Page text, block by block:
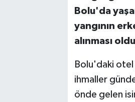
Bolu'da
yangının
alınması
Bolu'daki otel
ihmaller
önde gelen